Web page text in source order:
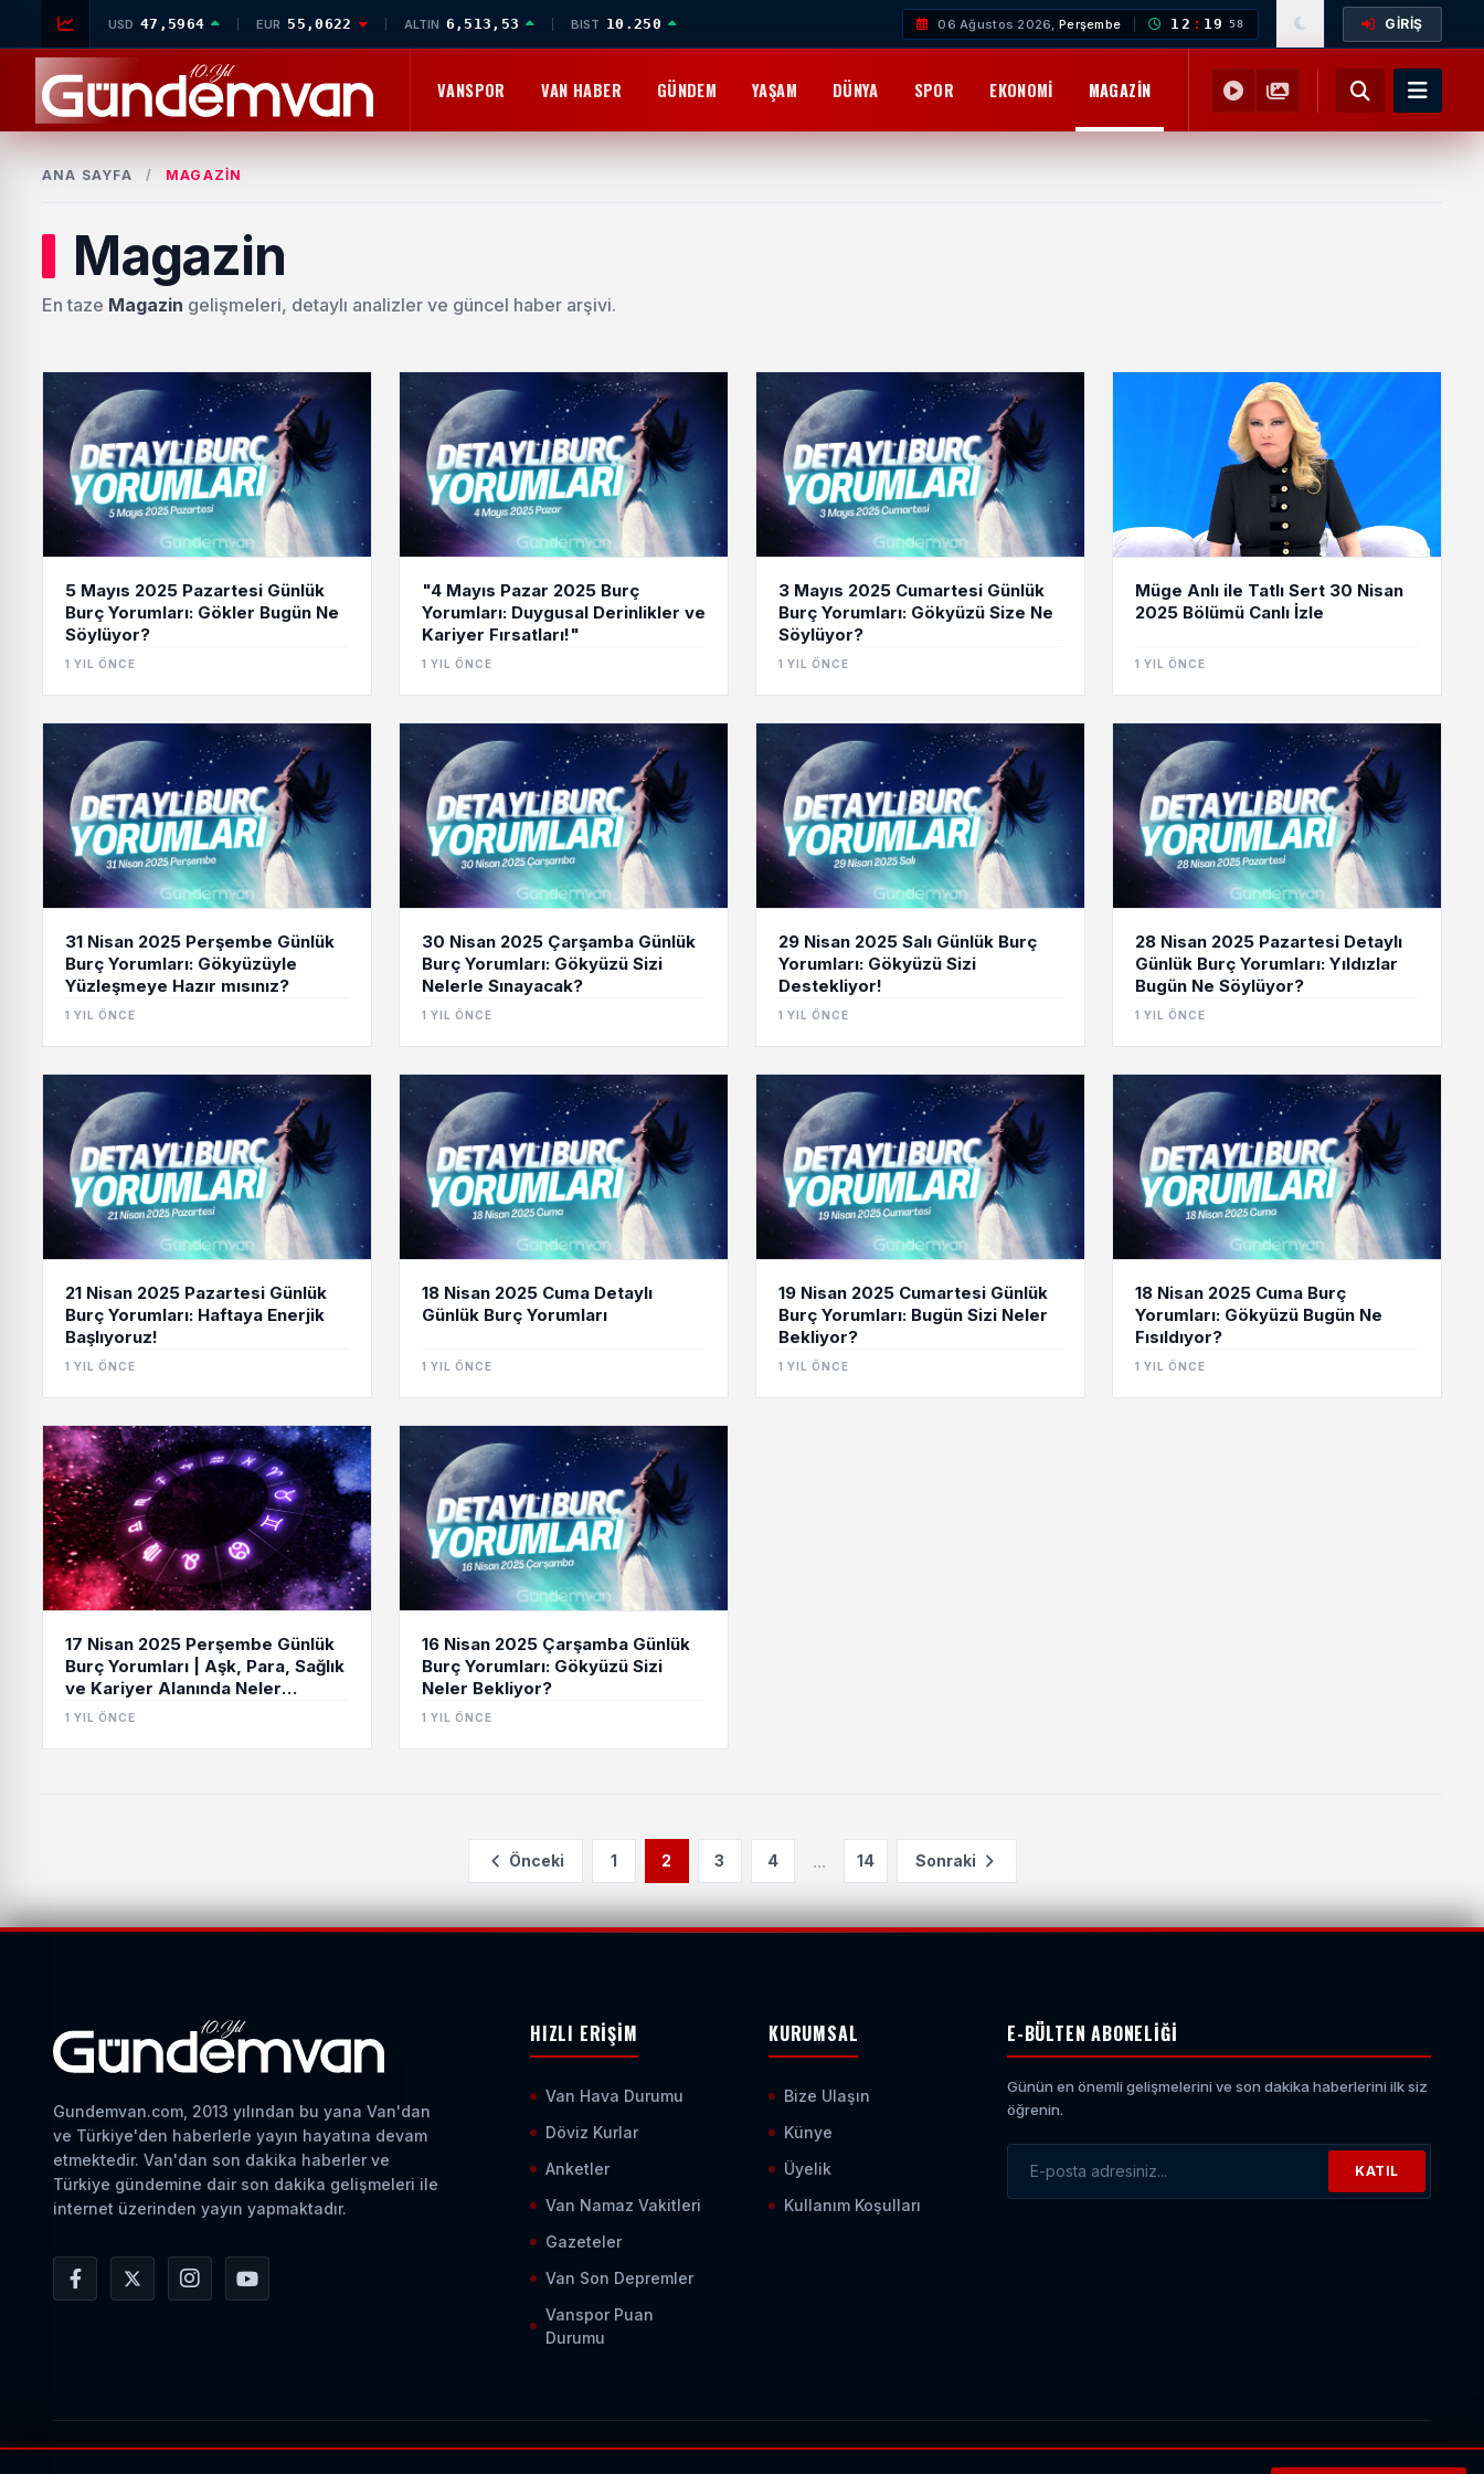
USD 47,5964 EUR 55,0622 ALTIN 6,513,53 BIST 10.250 06 Ağustos 2026,Perşembe 12 : 19 58 GİRİŞ
VANSPOR VAN HABER GÜNDEM YAŞAM DÜNYA SPOR EKONOMI MAGAZIN YEMEK TARIFLERI SAĞLIK
ANA SAYFA / MAGAZIN
Magazin
En taze Magazin gelişmeleri, detaylı analizler ve güncel haber arşivi.
5 Mayıs 2025 Pazartesi Günlük
Burç Yorumları: Gökler Bugün Ne
Söylüyor?
1 YIL ÖNCE
"4 Mayıs Pazar 2025 Burç
Yorumları: Duygusal Derinlikler ve
Kariyer Fırsatları!"
1 YIL ÖNCE
3 Mayıs 2025 Cumartesi Günlük
Burç Yorumları: Gökyüzü Size Ne
Söylüyor?
1 YIL ÖNCE
Müge Anlı ile Tatlı Sert 30 Nisan
2025 Bölümü Canlı İzle
1 YIL ÖNCE
31 Nisan 2025 Perşembe Günlük
Burç Yorumları: Gökyüzüyle
Yüzleşmeye Hazır mısınız?
1 YIL ÖNCE
30 Nisan 2025 Çarşamba Günlük
Burç Yorumları: Gökyüzü Sizi
Nelerle Sınayacak?
1 YIL ÖNCE
29 Nisan 2025 Salı Günlük Burç
Yorumları: Gökyüzü Sizi
Destekliyor!
1 YIL ÖNCE
28 Nisan 2025 Pazartesi Detaylı
Günlük Burç Yorumları: Yıldızlar
Bugün Ne Söylüyor?
1 YIL ÖNCE
21 Nisan 2025 Pazartesi Günlük
Burç Yorumları: Haftaya Enerjik
Başlıyoruz!
1 YIL ÖNCE
18 Nisan 2025 Cuma Detaylı
Günlük Burç Yorumları
1 YIL ÖNCE
19 Nisan 2025 Cumartesi Günlük
Burç Yorumları: Bugün Sizi Neler
Bekliyor?
1 YIL ÖNCE
18 Nisan 2025 Cuma Burç
Yorumları: Gökyüzü Bugün Ne
Fısıldıyor?
1 YIL ÖNCE
17 Nisan 2025 Perşembe Günlük
Burç Yorumları | Aşk, Para, Sağlık
ve Kariyer Alanında Neler
Bekleniyor?
1 YIL ÖNCE
16 Nisan 2025 Çarşamba Günlük
Burç Yorumları: Gökyüzü Sizi
Neler Bekliyor?
1 YIL ÖNCE
Önceki 1 2 3 4 ... 14 Sonraki
Gundemvan.com, 2013 yılından bu yana Van'dan
ve Türkiye'den haberlerle yayın hayatına devam
etmektedir. Van'dan son dakika haberler ve
Türkiye gündemine dair son dakika gelişmeleri ile
internet üzerinden yayın yapmaktadır.
HIZLI ERIŞIM
Van Hava Durumu
Döviz Kurlar
Anketler
Van Namaz Vakitleri
Gazeteler
Van Son Depremler
Vanspor Puan
Durumu
KURUMSAL
Bize Ulaşın
Künye
Üyelik
Kullanım Koşulları
E-BÜLTEN ABONELIĞI
Günün en önemli gelişmelerini ve son dakika haberlerini ilk siz
öğrenin.
E-posta Adresiniz
KATIL